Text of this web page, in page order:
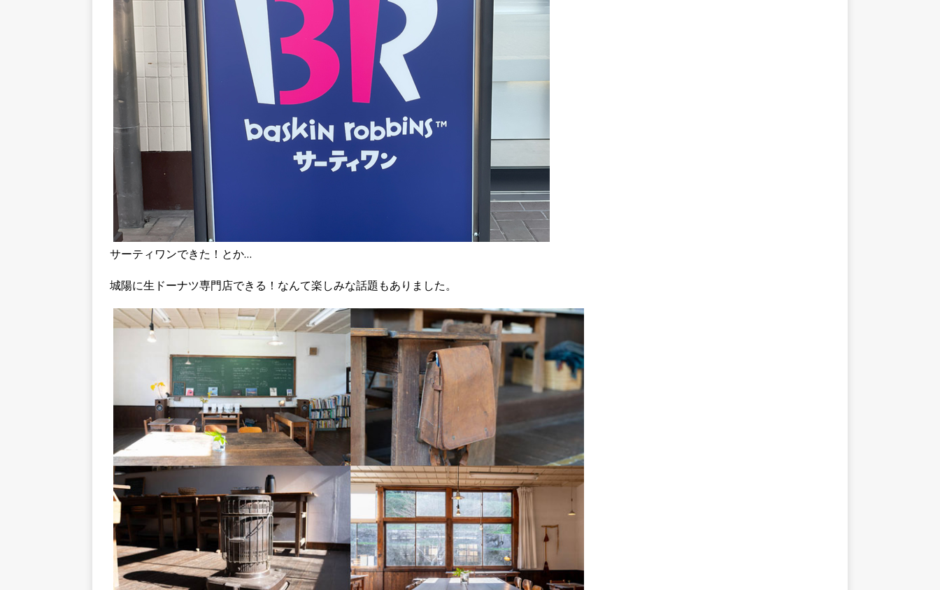
サーティワンできた！とか…
城陽に生ドーナツ専門店できる！なんて楽しみな話題もありました。